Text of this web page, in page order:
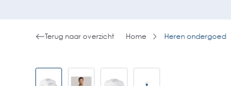
Terug naar overzicht Home Heren ondergoed